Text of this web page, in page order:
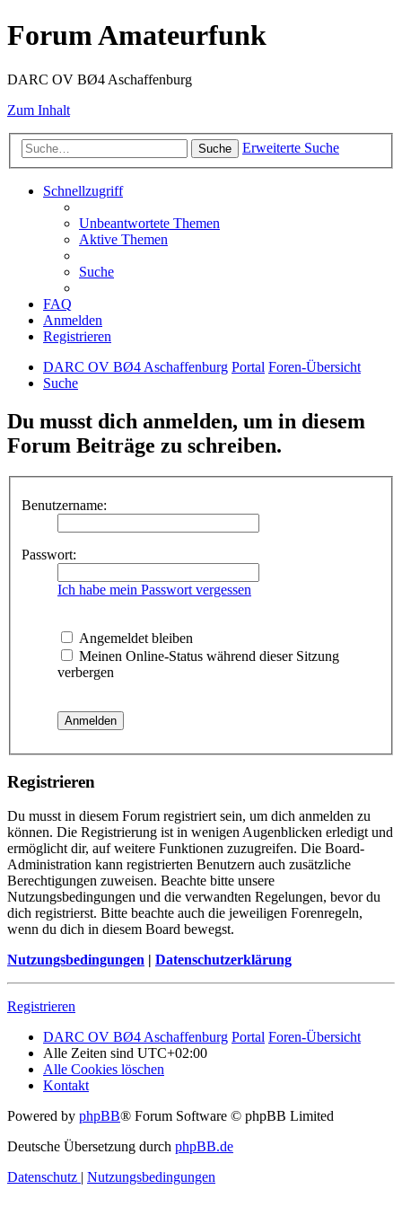
Forum Amateurfunk
DARC OV BØ4 Aschaffenburg
Zum Inhalt
Suche Erweiterte Suche
Schnellzugriff
Unbeantwortete Themen
Aktive Themen
Suche
FAQ
Anmelden
Registrieren
DARC OV BØ4 Aschaffenburg Portal Foren-Übersicht
Suche
Du musst dich anmelden, um in diesem
Forum Beiträge zu schreiben.
Benutzername:
Passwort:
Ich habe mein Passwort vergessen
Angemeldet bleiben
Meinen Online-Status während dieser Sitzung
verbergen
Registrieren
Du musst in diesem Forum registriert sein, um dich anmelden zu
können. Die Registrierung ist in wenigen Augenblicken erledigt und
ermöglicht dir, auf weitere Funktionen zuzugreifen. Die Board-
Administration kann registrierten Benutzern auch zusätzliche
Berechtigungen zuweisen. Beachte bitte unsere
Nutzungsbedingungen und die verwandten Regelungen, bevor du
dich registrierst. Bitte beachte auch die jeweiligen Forenregeln,
wenn du dich in diesem Board bewegst.
Nutzungsbedingungen | Datenschutzerklärung
Registrieren
DARC OV BØ4 Aschaffenburg Portal Foren-Übersicht
Alle Zeiten sind UTC+02:00
Alle Cookies löschen
Kontakt
Powered by phpBB® Forum Software © phpBB Limited
Deutsche Übersetzung durch phpBB.de
Datenschutz | Nutzungsbedingungen